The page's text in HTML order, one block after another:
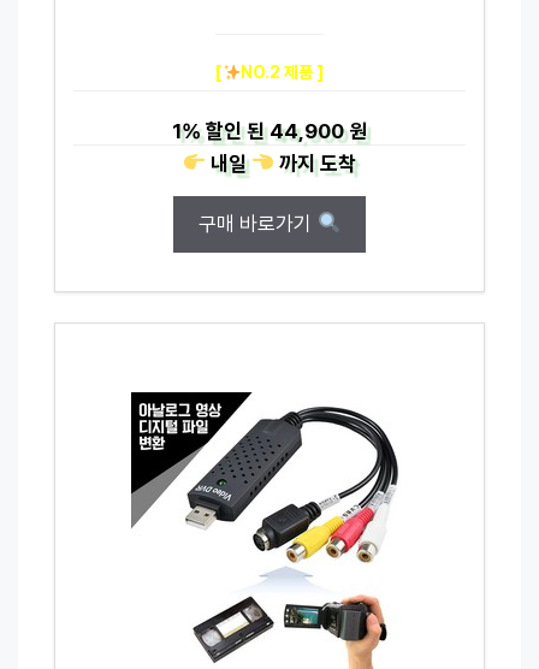
[ NO.2 제품 ]
1%할인 된44,900 원
내일
까지도착
구매 바로가기